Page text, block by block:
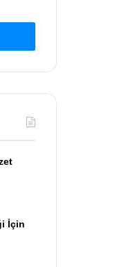
İçin